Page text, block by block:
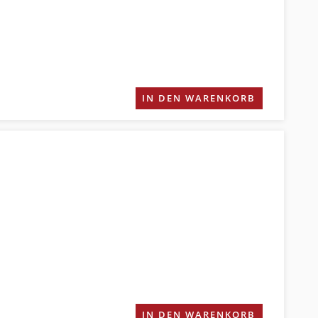
IN DEN WARENKORB
IN DEN WARENKORB